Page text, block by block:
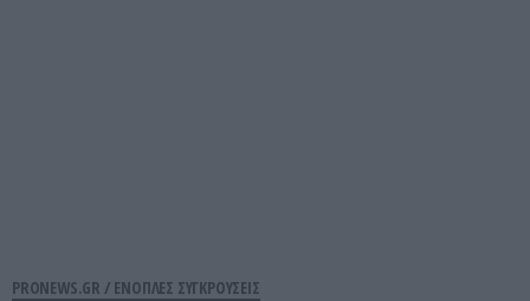
PRONEWS.GR / ΕΝΟΠΛΕΣ ΣΥΓΚΡΟΥΣΕΙΣ